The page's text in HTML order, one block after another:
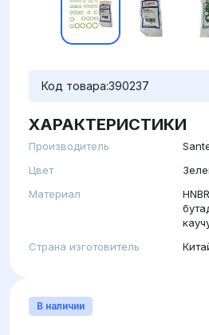
Код товара:390237
ХАРАКТЕРИСТИКИ
Производитель
Цвет
Материал
Страна изготовитель
В наличии